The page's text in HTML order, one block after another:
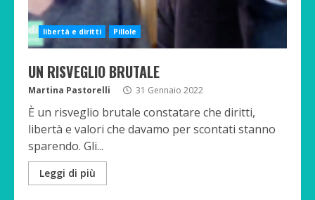
libertà e diritti Pillole
UN RISVEGLIO BRUTALE
Martina Pastorelli 31 Gennaio 2022
È un risveglio brutale constatare che diritti,
libertà e valori che davamo per scontati stanno
sparendo. Gli...
Leggi di più